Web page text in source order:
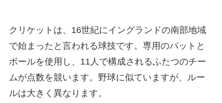
クリケットは、16世紀にイングランドの南部地域
で始まったと言われる球技です。専用のバットと
ボールを使用し、11人で構成されるふたつのチー
ムが点数を競います。野球に似ていますが、ルー
ルは大きく異なります。